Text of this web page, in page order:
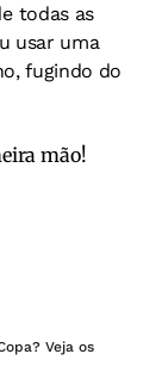
todas as
usar uma
fugindo do
mão!
Veja os